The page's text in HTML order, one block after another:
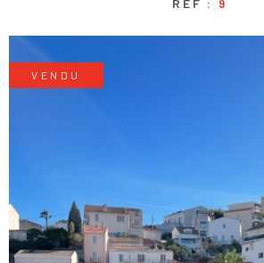
9
VENDU